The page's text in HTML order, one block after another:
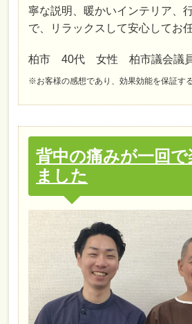
寧な説明、暖かいインテリア、
で、リラックスして安心してお
柏市 40代 女性 柏市議会議
※お客様の感想であり、効果効能を保証す
背中の痛みが一回で
ました